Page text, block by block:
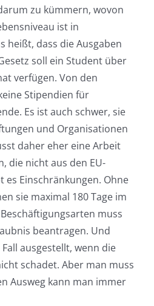
zu kümmern, wovon
ist in
heißt, dass die Ausgaben
soll ein Student über
verfügen. Von den
Stipendien für
Es ist auch schwer, sie
und Organisationen
daher eher eine Arbeit
die nicht aus den EU-
es Einschränkungen. Ohne
sie maximal 180 Tage im
muss
beantragen. Und
ausgestellt, wenn die
schadet. Aber man muss
Ausweg kann man immer